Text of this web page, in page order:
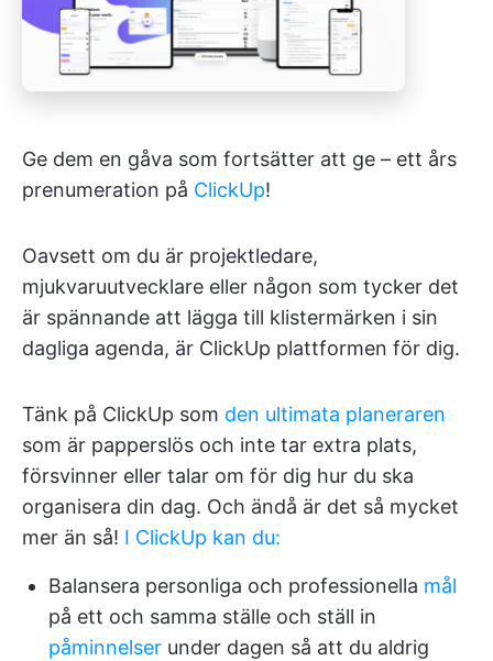
Ge dem en gåva som fortsätter att ge – ett års
prenumeration på ClickUp!
Oavsett om du är projektledare,
mjukvaruutvecklare eller någon som tycker det
är spännande att lägga till klistermärken i sin
dagliga agenda, är ClickUp plattformen för dig.
Tänk på ClickUp som den ultimata planeraren
som är papperslös och inte tar extra plats,
försvinner eller talar om för dig hur du ska
organisera din dag. Och ändå är det så mycket
mer än så! I ClickUp kan du:
Balansera personliga och professionella mål
på ett och samma ställe och ställ in
påminnelser under dagen så att du aldrig